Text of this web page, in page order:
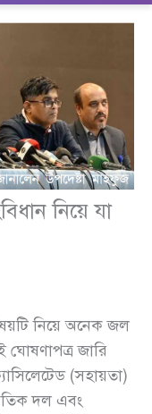
নিয়ে যা
নিয়ে অনেক জল
ঘোষণাপত্র জারি
(সহায়তা)
দল এবং